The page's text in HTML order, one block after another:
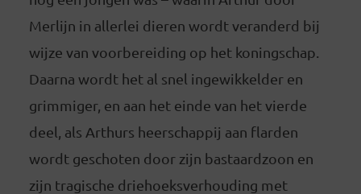
Merlijn in allerlei dieren wordt veranderd bij
wijze van voorbereiding op het koningschap.
Daarna wordt het al snel ingewikkelder en
grimmiger, en aan het einde van het vierde
deel, als Arthurs heerschappij aan flarden
wordt geschoten door zijn bastaardzoon en
zijn tragische driehoeksverhouding met